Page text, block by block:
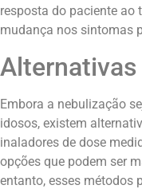
resposta do paciente ao
mudança nos sintomas
Embora a nebulização
idosos, existem
inaladores de dose
opções que podem ser
entanto, esses métodos